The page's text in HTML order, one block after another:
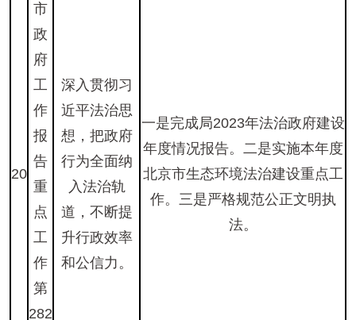
20
市
政
府
工
作
报
告
重
点
工
作
第
282
深入贯彻习
近平法治思
想，把政府
行为全面纳
入法治轨
道，不断提
升行政效率
和公信力。
一是完成局2023年法治政府建设
年度情况报告。二是实施本年度
北京市生态环境法治建设重点工
作。三是严格规范公正文明执
法。